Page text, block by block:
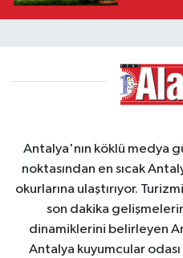
Antalya'nın köklü medya
noktasından en sıcak
okurlarına ulaştırıyor.
son dakika
dinamiklerini belirleyen
Antalya kuyumcular